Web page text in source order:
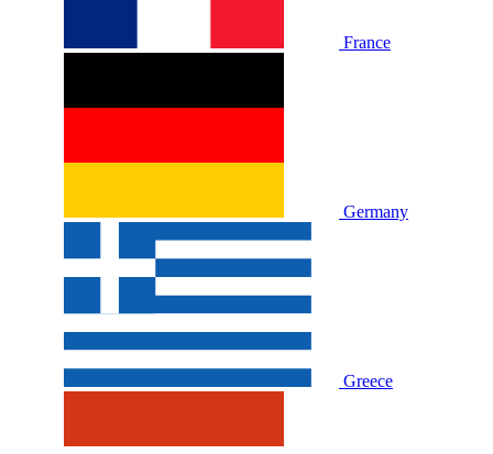
France
Germany
Greece